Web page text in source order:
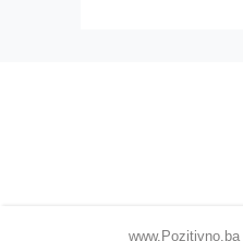
www.Pozitivno.ba